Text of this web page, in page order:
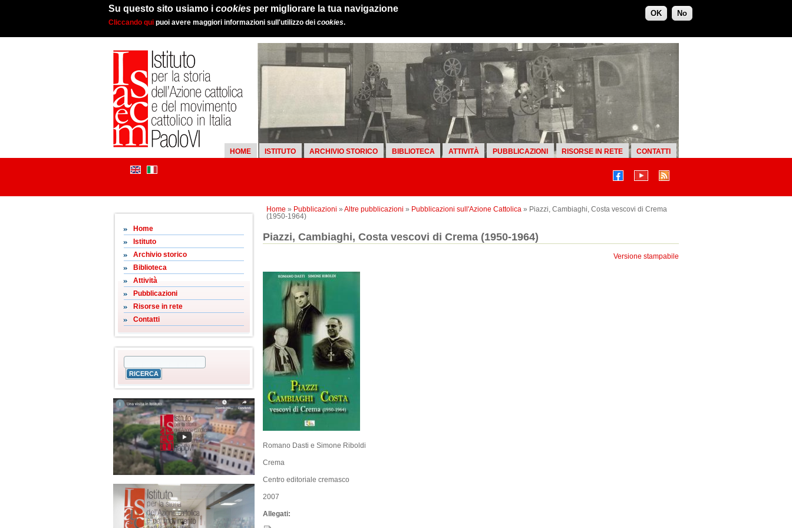
Su questo sito usiamo i cookies per migliorare la tua navigazione
Cliccando qui puoi avere maggiori informazioni sull'utilizzo dei cookies.
OK No
HOME ISTITUTO ARCHIVIO STORICO BIBLIOTECA ATTIVITÀ PUBBLICAZIONI RISORSE IN RETE CONTATTI
Home » Pubblicazioni » Altre pubblicazioni » Pubblicazioni sull'Azione Cattolica» Piazzi, Cambiaghi, Costa vescovi di Crema
(1950-1964)
Home
Istituto
Archivio storico
Biblioteca
Attività
Pubblicazioni
Risorse in rete
Contatti
Piazzi, Cambiaghi, Costa vescovi di Crema (1950-1964)
Versione stampabile
Romano Dasti e Simone Riboldi
Crema
Centro editoriale cremasco
2007
Allegati: